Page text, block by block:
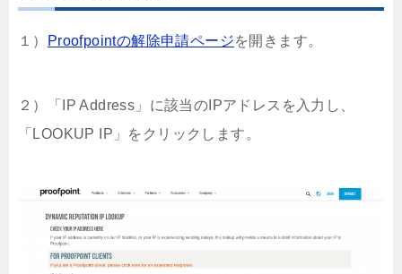
１） Proofpointの解除申請ページを開きます。
２）「IP Address」に該当のIPアドレスを入力し、
「LOOKUP IP」をクリックします。